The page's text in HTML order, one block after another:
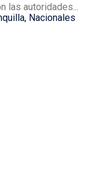
las autoridades...
, Nacionales